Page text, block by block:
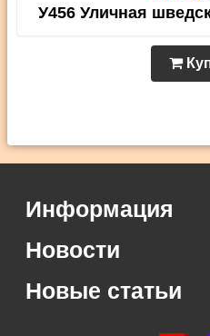
У456 Уличная
Информация
Новости
Новые статьи